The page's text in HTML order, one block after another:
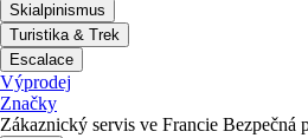
Skialpinismus
Turistika & Trek
Escalace
Výprodej
Značky
Zákaznický servis ve Francie Bezpečná